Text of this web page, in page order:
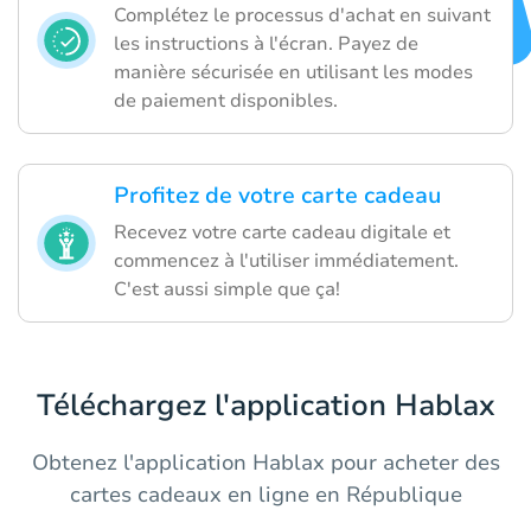
Complétez le processus d'achat en suivant
les instructions à l'écran. Payez de
manière sécurisée en utilisant les modes
de paiement disponibles.
Profitez de votre carte cadeau
Recevez votre carte cadeau digitale et
commencez à l'utiliser immédiatement.
C'est aussi simple que ça!
Téléchargez l'application Hablax
Obtenez l'application Hablax pour acheter des
cartes cadeaux en ligne en République